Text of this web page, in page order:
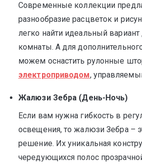
Современные коллекции
разнообразие расцветок и
легко найти идеальный
комнаты. А для
можем оснастить рулонные
электроприводом,
Жалюзи Зебра (День-Ночь)
Если вам нужна гибкость в
освещения, то жалюзи Зебра –
решение. Их уникальная
чередующихся полос